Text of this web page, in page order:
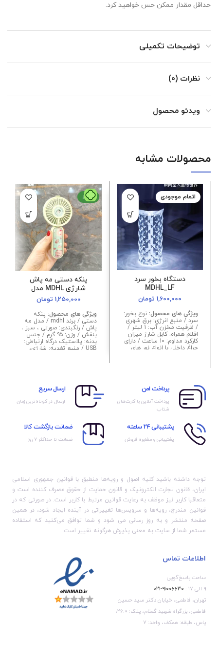
حداقل مقدار ممکن حس خواهید کرد.
توضیحات تکمیلی
نظرات (0)
ویدئو محصول
محصولات مشابه
اتمام موجودی
دستگاه بخور سرد
MDHL_LF
1,600,000 تومان
ویژگی های محصول: نوع بخور:
سرد / منبع انرژی: برق شهری
/ ظرفیت مخزن آب: 1 لیتر /
اقلام همراه: کابل شارژ میزان
کارکرد مداوم: 10 ساعت / دارای
چراغ داخلی با انواع نور های
جدید
پنکه دستی مه پاش
شارژی MDHL مدل
JL8872 با هولدر موبایل و
1,250,000 تومان
ویژگی های محصول: پنکه
دستی / برند mdhl / مدل مه
پاش / رنگبندی: صورتی ، سبز ،
بنفش / وزن: ۹۵ گرم / جنس
بدنه: پلاستیک درگاه ارتباطی:
USB / منبع تغدیه: شارژی،
استفاده به عنوان هولدر
/ اقلام همراه: قطره چکان و
کابل شارژ
پرداخت امن
پرداخت آنلاین با کارت‌های
شتاب
ارسال سریع
ارسال در کوتاه‌ترین زمان
پشتیبانی 24 ساعته
پشتیبانی و مشاوره فروش
ضمانت بازگشت کالا
ضمانت تا حداکثر ۷ روز
توجه داشته باشید کلیه اصول و رویه‏‌ها منطبق با قوانین جمهوری اسلامی
ایران، قانون تجارت الکترونیک و قانون حمایت از حقوق مصرف کننده است و
متعاقبا کاربر نیز موظف به رعایت قوانین مرتبط با کاربر است. در صورتی که در
قوانین مندرج، رویه‏‌ها و سرویس‏‌ها تغییراتی در آینده ایجاد شود، در همین
صفحه منتشر و به روز رسانی می شود و شما توافق می‏‌کنید که استفاده
مستمر شما از سایت به معنی پذیرش هرگونه تغییر است.
اطلاعات تماس
ساعت پاسخ‌گویی
۹ الی ۱۷ :
۹۱۰۰۶۶۳۰-۰۲۱
تهران، فاطمی، خیابان دکتر سید حسین
فاطمی، بزرگراه شهید گمنام، پلاک: 26.0،
یاس، طبقه: همکف، واحد: 7